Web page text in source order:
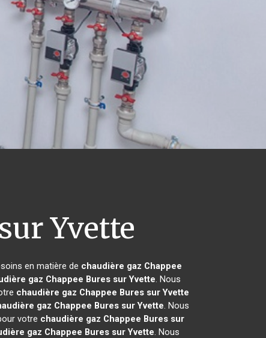
Yvette
en matière de chaudière gaz Chappee
gaz Chappee Bures sur Yvette. Nous
chaudière gaz Chappee Bures sur Yvette
gaz Chappee Bures sur Yvette. Nous
votre chaudière gaz Chappee Bures sur
gaz Chappee Bures sur Yvette. Nous